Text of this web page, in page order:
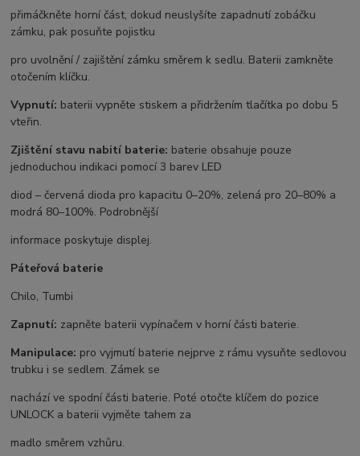
přimáčkněte horní část, dokud neuslyšíte zapadnutí zobáčku
zámku, pak posuňte pojistku
pro uvolnění / zajištění zámku směrem k sedlu. Baterii zamkněte
otočením klíčku.
Vypnutí: baterii vypněte stiskem a přidržením tlačítka po dobu 5
vteřin.
Zjištění stavu nabití baterie: baterie obsahuje pouze
jednoduchou indikaci pomocí 3 barev LED
diod – červená dioda pro kapacitu 0–20%, zelená pro 20–80% a
modrá 80–100%. Podrobnější
informace poskytuje displej.
Páteřová baterie
Chilo, Tumbi
Zapnutí: zapněte baterii vypínačem v horní části baterie.
Manipulace: pro vyjmutí baterie nejprve z rámu vysuňte sedlovou
trubku i se sedlem. Zámek se
nachází ve spodní části baterie. Poté otočte klíčem do pozice
UNLOCK a baterii vyjměte tahem za
madlo směrem vzhůru.